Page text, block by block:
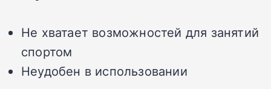
Не хватает возможностей для занятий
спортом
Неудобен в использовании